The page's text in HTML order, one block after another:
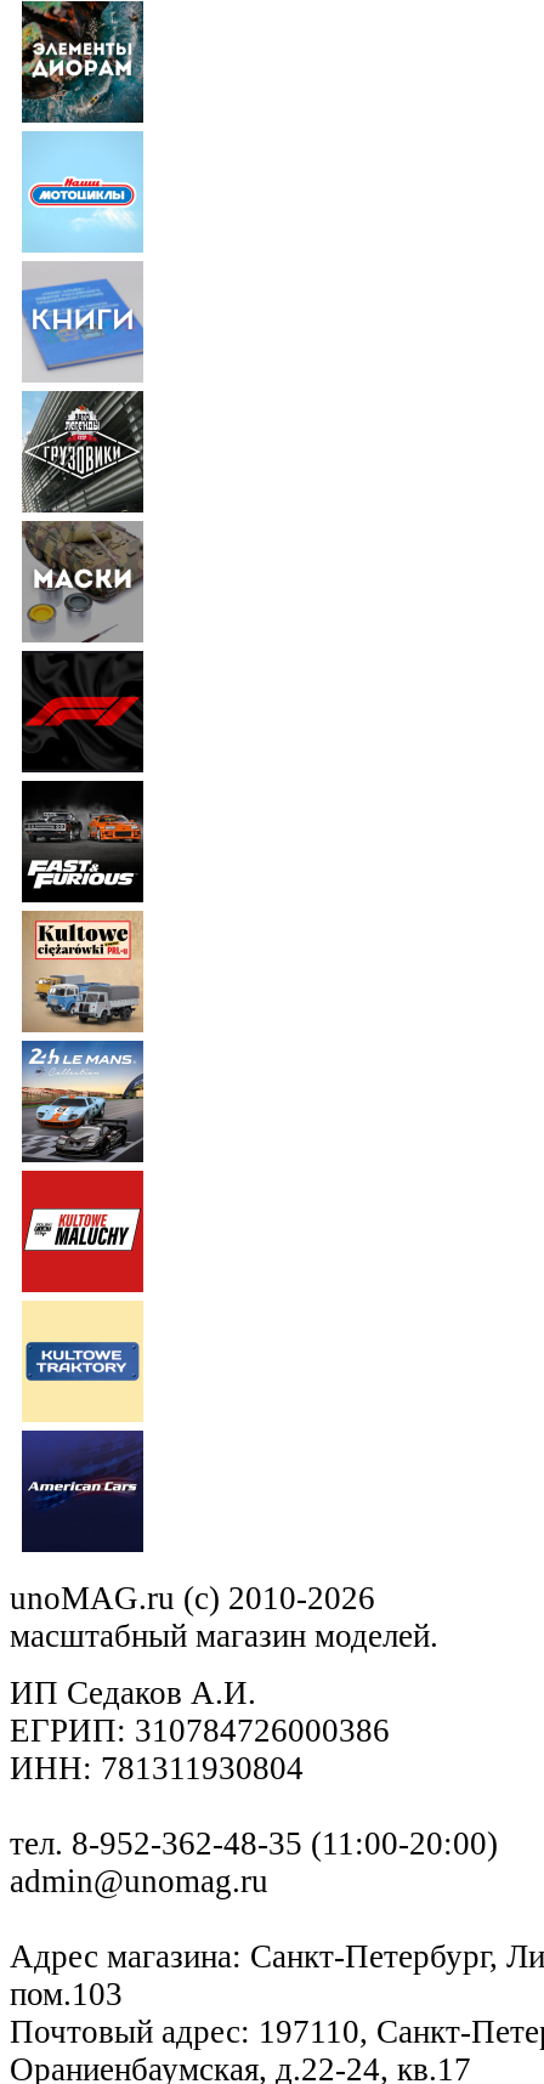
unoMAG.ru (c) 2010-2026
масштабный магазин моделей.
ИП Седаков А.И.
ЕГРИП: 310784726000386
ИНН: 781311930804
тел. 8-952-362-48-35 (11:00-20:00)
admin@unomag.ru
Адрес магазина: Санкт-Петербург,
пом.103
Почтовый адрес: 197110, Санкт-
Ораниенбаумская, д.22-24, кв.17